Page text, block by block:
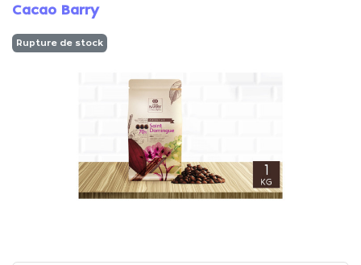
Cacao Barry
Rupture de stock